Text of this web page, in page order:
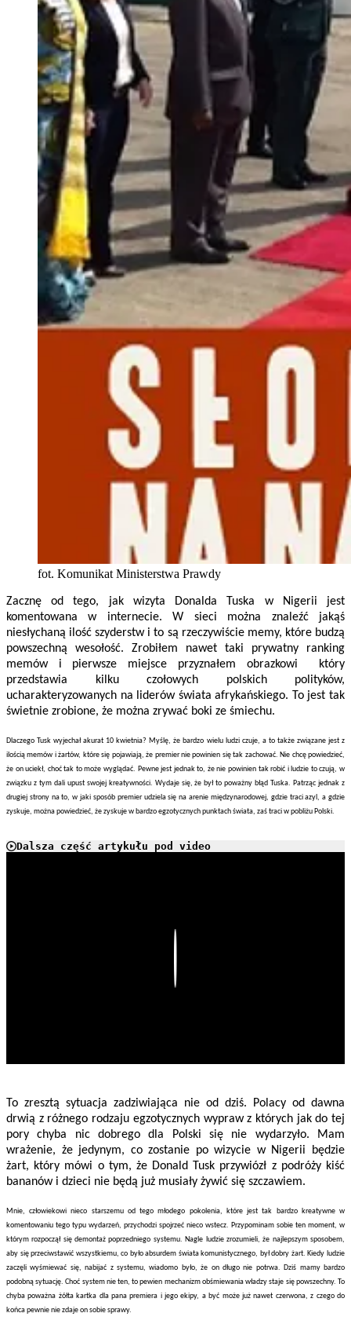
fot. Komunikat Ministerstwa Prawdy
Zacznę od tego, jak wizyta Donalda Tuska w Nigerii jest
komentowana w internecie. W sieci można znaleźć jakąś
niesłychaną ilość szyderstw i to są rzeczywiście memy, które budzą
powszechną wesołość. Zrobiłem nawet taki prywatny ranking
memów i pierwsze miejsce przyznałem obrazkowi który
przedstawia kilku czołowych polskich polityków,
ucharakteryzowanych na liderów świata afrykańskiego. To jest tak
świetnie zrobione, że można zrywać boki ze śmiechu.
Dlaczego Tusk wyjechał akurat 10 kwietnia? Myślę, że bardzo wielu ludzi czuje, a to także związane jest z
ilością memów i żartów, które się pojawiają, że premier nie powinien się tak zachować. Nie chcę powiedzieć,
że on uciekł, choć tak to może wyglądać. Pewne jest jednak to, że nie powinien tak robić i ludzie to czują, w
związku z tym dali upust swojej kreatywności. Wydaje się, że był to poważny błąd Tuska. Patrząc jednak z
drugiej strony na to, w jaki sposób premier udziela się na arenie międzynarodowej, gdzie traci azyl, a gdzie
zyskuje, można powiedzieć, że zyskuje w bardzo egzotycznych punktach świata, zaś traci w pobliżu Polski.
Dalsza część artykułu pod video
To zresztą sytuacja zadziwiająca nie od dziś. Polacy od dawna
drwią z różnego rodzaju egzotycznych wypraw z których jak do tej
pory chyba nic dobrego dla Polski się nie wydarzyło. Mam
wrażenie, że jedynym, co zostanie po wizycie w Nigerii będzie
żart, który mówi o tym, że Donald Tusk przywiózł z podróży kiść
bananów i dzieci nie będą już musiały żywić się szczawiem.
Mnie, człowiekowi nieco starszemu od tego młodego pokolenia, które jest tak bardzo kreatywne w
komentowaniu tego typu wydarzeń, przychodzi spojrzeć nieco wstecz. Przypominam sobie ten moment, w
którym rozpoczął się demontaż poprzedniego systemu. Nagle ludzie zrozumieli, że najlepszym sposobem,
aby się przeciwstawić wszystkiemu, co było absurdem świata komunistycznego, był dobry żart. Kiedy ludzie
zaczęli wyśmiewać się, nabijać z systemu, wiadomo było, że on długo nie potrwa. Dziś mamy bardzo
podobną sytuację. Choć system nie ten, to pewien mechanizm obśmiewania władzy staje się powszechny. To
chyba poważna żółta kartka dla pana premiera i jego ekipy, a być może już nawet czerwona, z czego do
końca pewnie nie zdaje on sobie sprawy.